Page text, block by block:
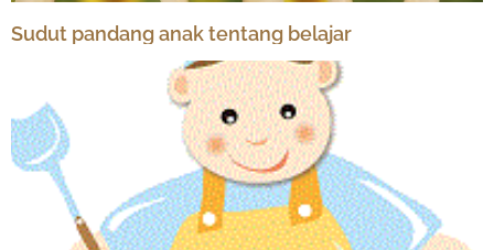
Sudut pandang anak tentang belajar